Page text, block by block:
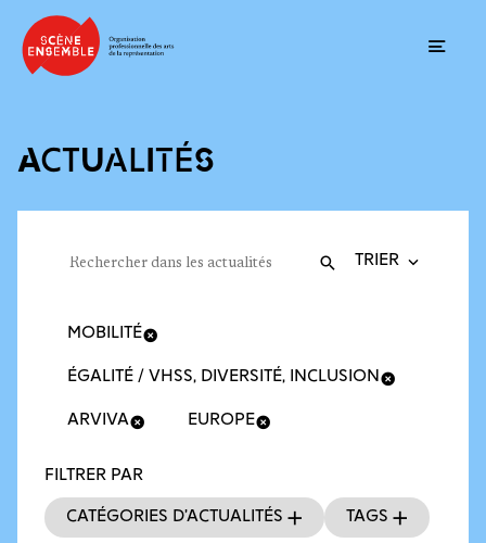
ACTUALITÉS
Recherche
Valider
FILTRER PAR
Catégories d’actualités Tags
MOBILITÉ
ÉGALITÉ / VHSS, DIVERSITÉ, INCLUSION
ARVIVA EUROPE